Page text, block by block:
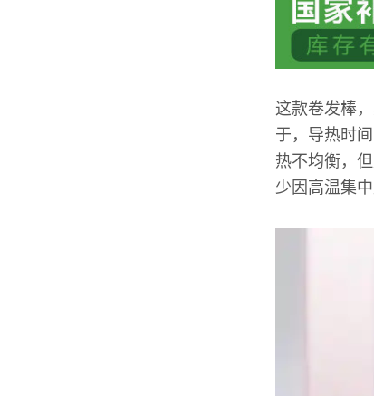
这款卷发棒
于，导热时
热不均衡，
少因高温集